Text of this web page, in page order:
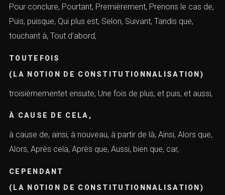
ailleurs, Par conséquent, et aussi, Par contre, par
exemple, évidemment, Par la suite, par rapport à, parce
que, plus précisément, plus tard,
POUR COMMENCER
(LA NOTION DE CONSTITUTIONNALISATION)
Pour conclure, Pourtant, Premièrement, Prenons le cas
de, Puis, puisque, Qui plus est, Selon, Suivant, Tandis que,
TOUTEFOIS
troisièmementet ensuite, Une fois de plus, et puis, et